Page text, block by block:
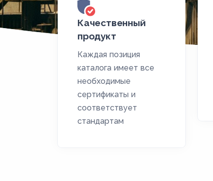
Качественный
продукт
Каждая позиция
каталога имеет все
необходимые
сертификаты и
соответствует
стандартам